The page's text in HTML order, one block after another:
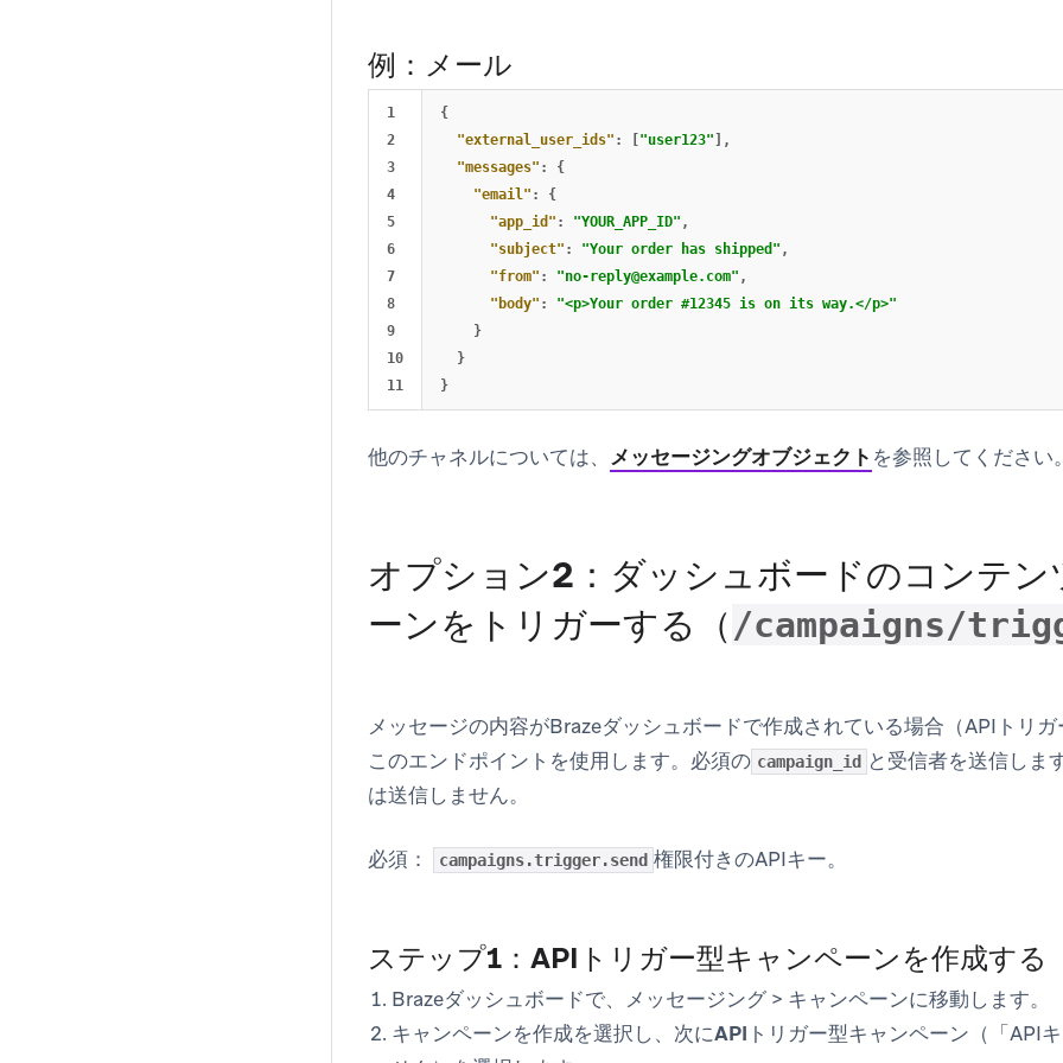
例：メール
1
2
3
4
5
6
7
8
9
10
{
"external_user_ids" : "user123" ],
"messages" :
{
"email" :
{
"app_id" : "YOUR_APP_ID" ,
"subject" : "Your order has shipped" ,
"from" : "no-reply@example.com" ,
"body" :
"<p>Your order #12345 is on its way.</p>"
}
}
}
他のチャネルについては、 メッセージングオブジェクト を参照してください
オプション2：ダッシュボードのコンテ
ーンをトリガーする（ /campaigns/
メッセージの内容がBrazeダッシュボードで作成されている場合（APIトリ
このエンドポイントを使用します。 必須の campaign_id
と受信者を送信しま
は送信しません。
必須： campaigns.trigger.send 権限付きのAPIキー。
ステップ1：APIトリガー型キャンペーンを作成する
Brazeダッシュボードで、 メッセージング > キャンペーンに移動します。
キャンペーンを作成を選択し、次にAPIトリガー型キャンペーン （「API